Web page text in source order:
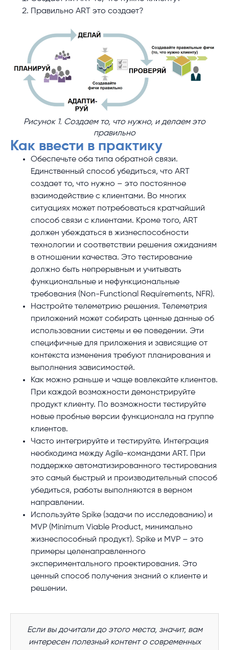
Правильно ART это создает?
Рисунок 1. Создаем то, что нужно, и делаем это
правильно
Как ввести в практику
Обеспечьте оба типа обратной связи.
Единственный способ убедиться, что ART
создает то, что нужно – это постоянное
взаимодействие с клиентами. Во многих
ситуациях может потребоваться кратчайший
способ связи с клиентами. Кроме того, ART
должен убеждаться в жизнеспособности
технологии и соответствии решения ожиданиям
в отношении качества. Это тестирование
должно быть непрерывным и учитывать
функциональные и нефункциональные
требования (Non-Functional Requirements, NFR).
Настройте телеметрию решения. Телеметрия
приложений может собирать ценные данные об
использовании системы и ее поведении. Эти
специфичные для приложения и зависящие от
контекста изменения требуют планирования и
выполнения зависимостей.
Как можно раньше и чаще вовлекайте клиентов.
При каждой возможности демонстрируйте
продукт клиенту. По возможности тестируйте
новые пробные версии функционала на группе
клиентов.
Часто интегрируйте и тестируйте. Интеграция
необходима между Agile-командами ART. При
поддержке автоматизированного тестирования
это самый быстрый и производительный способ
убедиться, работы выполняются в верном
направлении.
Используйте Spike (задачи по исследованию) и
MVP (Minimum Viable Product, минимально
жизнеспособный продукт). Spike и MVP – это
примеры целенаправленного
экспериментального проектирования. Это
ценный способ получения знаний о клиенте и
решении.
Если вы дочитали до этого места, значит, вам
интересен полезный контент о современных